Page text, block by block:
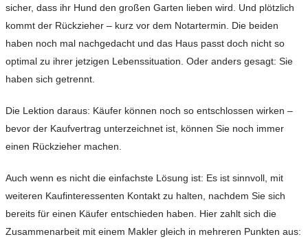
sicher, dass ihr Hund den großen Garten lieben wird. Und plötzlich
kommt der Rückzieher – kurz vor dem Notartermin. Die beiden
haben noch mal nachgedacht und das Haus passt doch nicht so
optimal zu ihrer jetzigen Lebenssituation. Oder anders gesagt: Sie
haben sich getrennt.
Die Lektion daraus: Käufer können noch so entschlossen wirken –
bevor der Kaufvertrag unterzeichnet ist, können Sie noch immer
einen Rückzieher machen.
Auch wenn es nicht die einfachste Lösung ist: Es ist sinnvoll, mit
weiteren Kaufinteressenten Kontakt zu halten, nachdem Sie sich
bereits für einen Käufer entschieden haben. Hier zahlt sich die
Zusammenarbeit mit einem Makler gleich in mehreren Punkten aus: